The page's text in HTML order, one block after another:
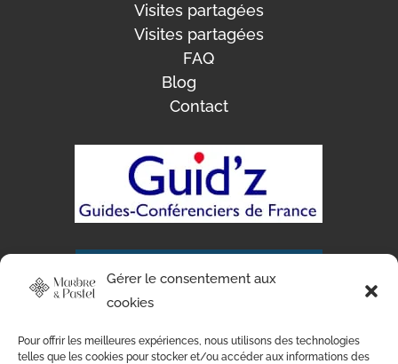
Gérer le consentement aux
cookies
Pour offrir les meilleures expériences, nous utilisons des technologies
telles que les cookies pour stocker et/ou accéder aux informations des
Visites partagées
Visites partagées
FAQ
Blog
Contact